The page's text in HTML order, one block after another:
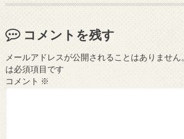
コメントを残す
メールアドレスが公開されることはありません。
は必須項目です
コメント ※